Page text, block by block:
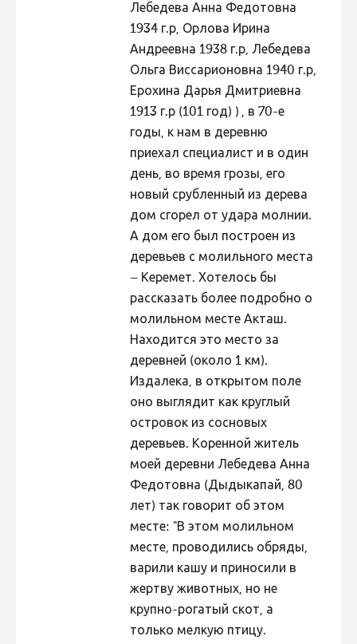
Лебедева Анна Федотовна
1934 г.р, Орлова Ирина
Андреевна 1938 г.р, Лебедева
Ольга Виссарионовна 1940 г.р,
Ерохина Дарья Дмитриевна
1913 г.р (101 год) ) , в 70-е
годы, к нам в деревню
приехал специалист и в один
день, во время грозы, его
новый срубленный из дерева
дом сгорел от удара молнии.
А дом его был построен из
деревьев с молильного места
– Керемет. Хотелось бы
рассказать более подробно о
молильном месте Акташ.
Находится это место за
деревней (около 1 км).
Издалека, в открытом поле
оно выглядит как круглый
островок из сосновых
деревьев. Коренной житель
моей деревни Лебедева Анна
Федотовна (Дыдыкапай, 80
лет) так говорит об этом
месте: "В этом молильном
месте, проводились обряды,
варили кашу и приносили в
жертву животных, но не
крупно-рогатый скот, а
только мелкую птицу.